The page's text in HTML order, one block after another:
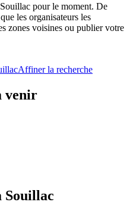
pour le moment. De
les organisateurs les
zones voisines ou publier votre
Affiner la recherche
venir
Souillac